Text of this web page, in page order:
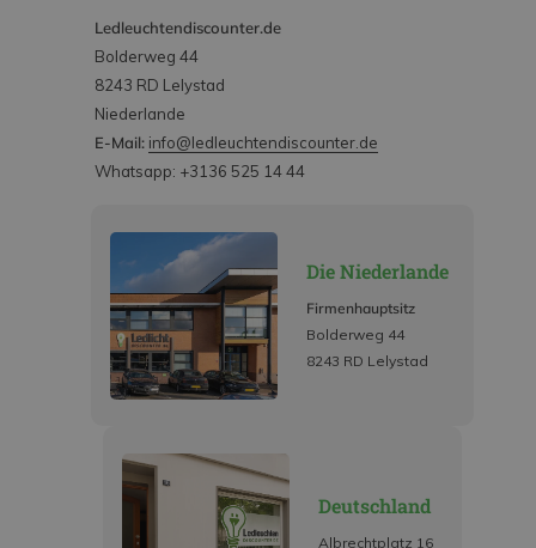
Ledleuchtendiscounter.de
Bolderweg 44
8243 RD Lelystad
Niederlande
E-Mail: info@ledleuchtendiscounter.de
Whatsapp: +3136 525 14 44
Die Niederlande
Firmenhauptsitz
Bolderweg 44
8243 RD Lelystad
Deutschland
Albrechtplatz 16